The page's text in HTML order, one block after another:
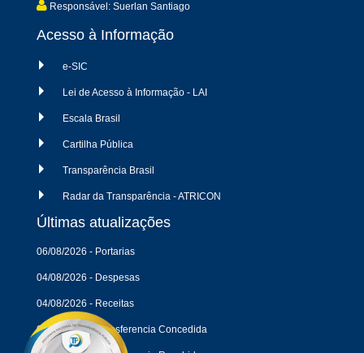
Responsável: Suerlan Santiago
Acesso à Informação
e-SIC
Lei de Acesso à Informação - LAI
Escala Brasil
Cartilha Pública
Transparência Brasil
Radar da Transparência - ATRICON
Últimas atualizações
06/08/2026 - Portarias
04/08/2026 - Despesas
04/08/2026 - Receitas
04/08/2026 - Transferencia Concedida